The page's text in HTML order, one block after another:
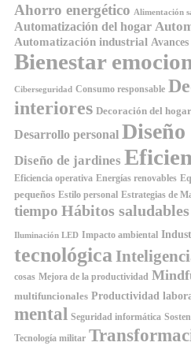
Ahorro energético Alimentación
Automatización del hogar
Automatización industrial
Bienestar
Ciberseguridad Consumo responsable
interiores Decoración del hogar
Desarrollo personal
Diseño de jardines
Eficiencia operativa Energías renovables
pequeños Estilo personal Estrategias de
tiempo Hábitos saludables
Iluminación LED Impacto ambiental
tecnológica
cosas Mejora de la productividad
multifuncionales Productividad
mental Seguridad informática
Tecnología militar